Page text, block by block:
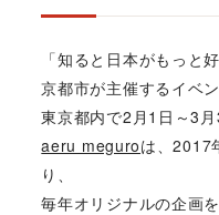
「知ると日本がもっと
京都市が主催するイベ
東京都内で2月1日～3
aeru meguroは、2017
り、
毎年オリジナルの企画を